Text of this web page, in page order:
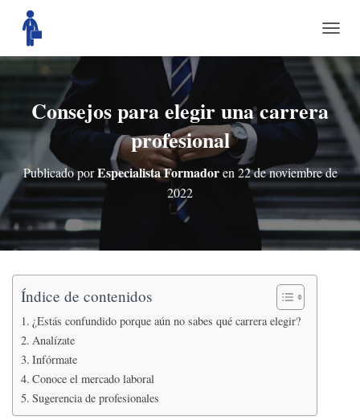
A
M
B
I
R
O
D
D
E
N
A
Consejos para elegir una carrera
profesional
Publicado porEspecialista Formadoren 22 de noviembre de
2022
Índice de contenidos
¿Estás confundido porque aún no sabes qué carrera elegir?
Analízate
Infórmate
Conoce el mercado laboral
Sugerencia de profesionales